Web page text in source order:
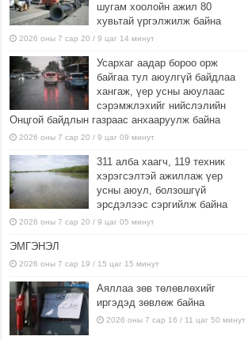
шугам хоолойн ажил 80
хувьтай үргэлжилж байна
2026 оны 7 сар 20 / 9 цаг 14 минут
Усархаг аадар бороо орж
байгаа тул аюулгүй байдлаа
хангаж, үер усны аюулаас
сэрэмжлэхийг нийслэлийн
Онцгой байдлын газраас анхааруулж байна
2026 оны 7 сар 20 / 9 цаг 09 минут
311 алба хаагч, 119 техник
хэрэгсэлтэй ажиллаж үер
усны аюул, болзошгүй
эрсдэлээс сэргийлж байна
2026 оны 7 сар 20 / 9 цаг 05 минут
ЭМГЭНЭЛ
2026 оны 7 сар 19 / 15 цаг 15 минут
Аяллаа зөв төлөвлөхийг
иргэдэд зөвлөж байна
2026 оны 7 сар 16 / 11 цаг 50 минут